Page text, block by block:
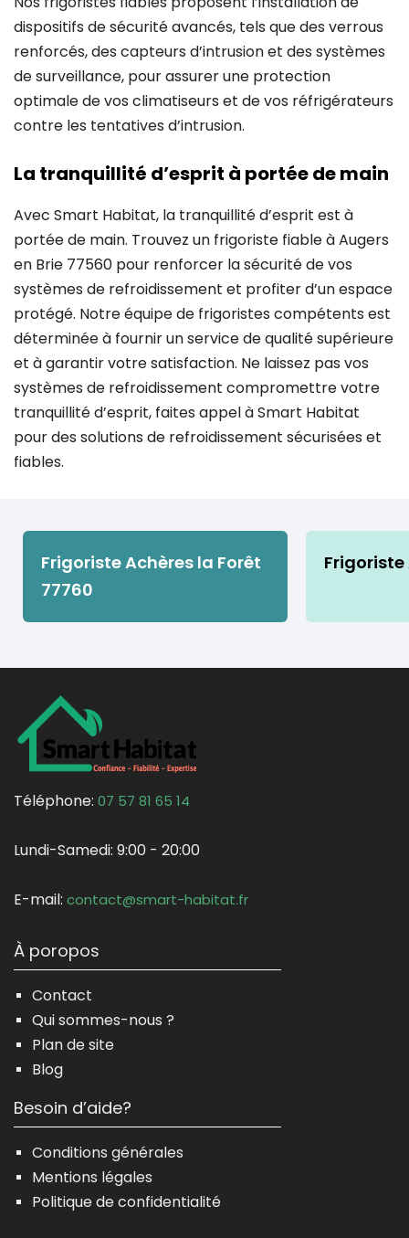
dispositifs de sécurité avancés, tels que des verrous
renforcés, des capteurs d’intrusion et des systèmes
de surveillance, pour assurer une protection
optimale de vos climatiseurs et de vos réfrigérateurs
contre les tentatives d’intrusion.
La tranquillité d’esprit à portée de main
Avec Smart Habitat, la tranquillité d’esprit est à
portée de main. Trouvez un frigoriste fiable à Augers
en Brie 77560 pour renforcer la sécurité de vos
systèmes de refroidissement et profiter d’un espace
protégé. Notre équipe de frigoristes compétents est
déterminée à fournir un service de qualité supérieure
et à garantir votre satisfaction. Ne laissez pas vos
systèmes de refroidissement compromettre votre
tranquillité d’esprit, faites appel à Smart Habitat
pour des solutions de refroidissement sécurisées et
fiables.
Frigoriste Achères la Forêt
77760
Frigoriste
Téléphone: 07 57 81 65 14
Lundi-Samedi: 9:00 - 20:00
E-mail: contact@smart-habitat.fr
À poropos
Contact
Qui sommes-nous ?
Plan de site
Blog
Besoin d’aide?
Conditions générales
Mentions légales
Politique de confidentialité